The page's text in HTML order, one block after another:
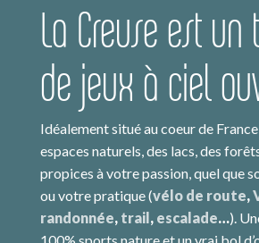
La Creuse est un
de jeux à ciel
Idéalement situé au coeur de
espaces naturels, des lacs, des
propices à votre passion, quel que
ou votre pratique (vélo de route,
randonnée, trail, escalade…).